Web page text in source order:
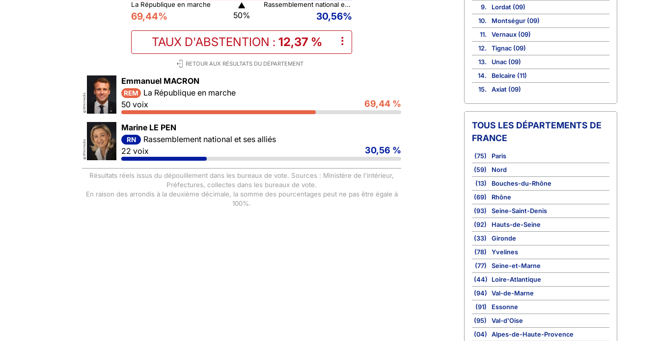
La République en marche
69,44%
▲
50%
Rassemblement national et ses alliés
30,56%
TAUX D'ABSTENTION : 12,37 % ⠇
RETOUR AUX RÉSULTATS DU DÉPARTEMENT
©
Wikimedia
Emmanuel MACRON
REM
La République en marche
50 voix
69,44 %
©
Wikimedia
Marine LE PEN
RN
Rassemblement national et ses alliés
22 voix
30,56 %
Résultats réels issus du dépouillement dans les bureaux de vote. Sources : Ministère de l'intérieur,
Préfectures, collectes dans les bureaux de vote.
En raison des arrondis à la deuxième décimale, la somme des pourcentages peut ne pas être égale à
100%.
9.
Lordat (09)
10.
Montségur (09)
11.
Vernaux (09)
12.
Tignac (09)
13.
Unac (09)
14.
Belcaire (11)
15.
Axiat (09)
TOUS LES DÉPARTEMENTS DE
FRANCE
(75)
Paris
(59)
Nord
(13)
Bouches-du-Rhône
(69)
Rhône
(93)
Seine-Saint-Denis
(92)
Hauts-de-Seine
(33)
Gironde
(78)
Yvelines
(77)
Seine-et-Marne
(44)
Loire-Atlantique
(94)
Val-de-Marne
(91)
Essonne
(95)
Val-d'Oise
(04)
Alpes-de-Haute-Provence